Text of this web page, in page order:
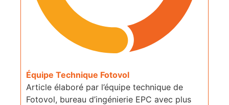
Équipe Technique Fotovol
Article élaboré par l’équipe technique de
Fotovol, bureau d’ingénierie EPC avec plus